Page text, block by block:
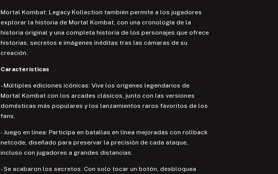
Mortal Kombat: Legacy Kollection también permite a los jugadores
explorar la historia de Mortal Kombat, con una cronología de la
historia original y una completa historia de los personajes que ofrece
historias, secretos e imágenes inéditas tras las cámaras de su
creación.
Características
- Múltiples ediciones icónicas: Vive los orígenes legendarios de
Mortal Kombat con los arcades clásicos, junto con las versiones
domésticas más populares y los lanzamientos raros favoritos de los
fans.
- Juego en línea: Participa en batallas en línea mejoradas con rollback
netcode, diseñado para preservar la precisión de cada ataque,
incluso con jugadores a grandes distancias.
- Se acabaron los secretos: Con solo tocar un botón, desbloquea